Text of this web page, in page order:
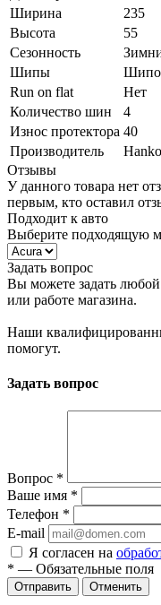
Ширина
235
Высота
55
Сезонность
Шипы
Run on flat
Нет
Количество шин
4
Износ протектора 40
Производитель
Отзывы
У данного товара нет
первым, кто оставил
Подходит к авто
Выберите подходящую
Задать вопрос
Вы можете задать
или работе магазина.
Наши
помогут.
Задать вопрос
Вопрос *
Ваше имя *
Телефон *
E-mail
Я согласен на
* — Обязательные поля
Отменить